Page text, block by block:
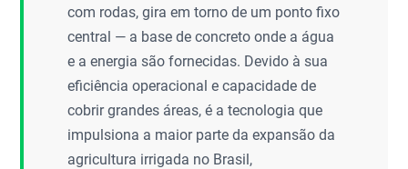
com rodas, gira em torno de um ponto fixo
central — a base de concreto onde a água
e a energia são fornecidas. Devido à sua
eficiência operacional e capacidade de
cobrir grandes áreas, é a tecnologia que
impulsiona a maior parte da expansão da
agricultura irrigada no Brasil,